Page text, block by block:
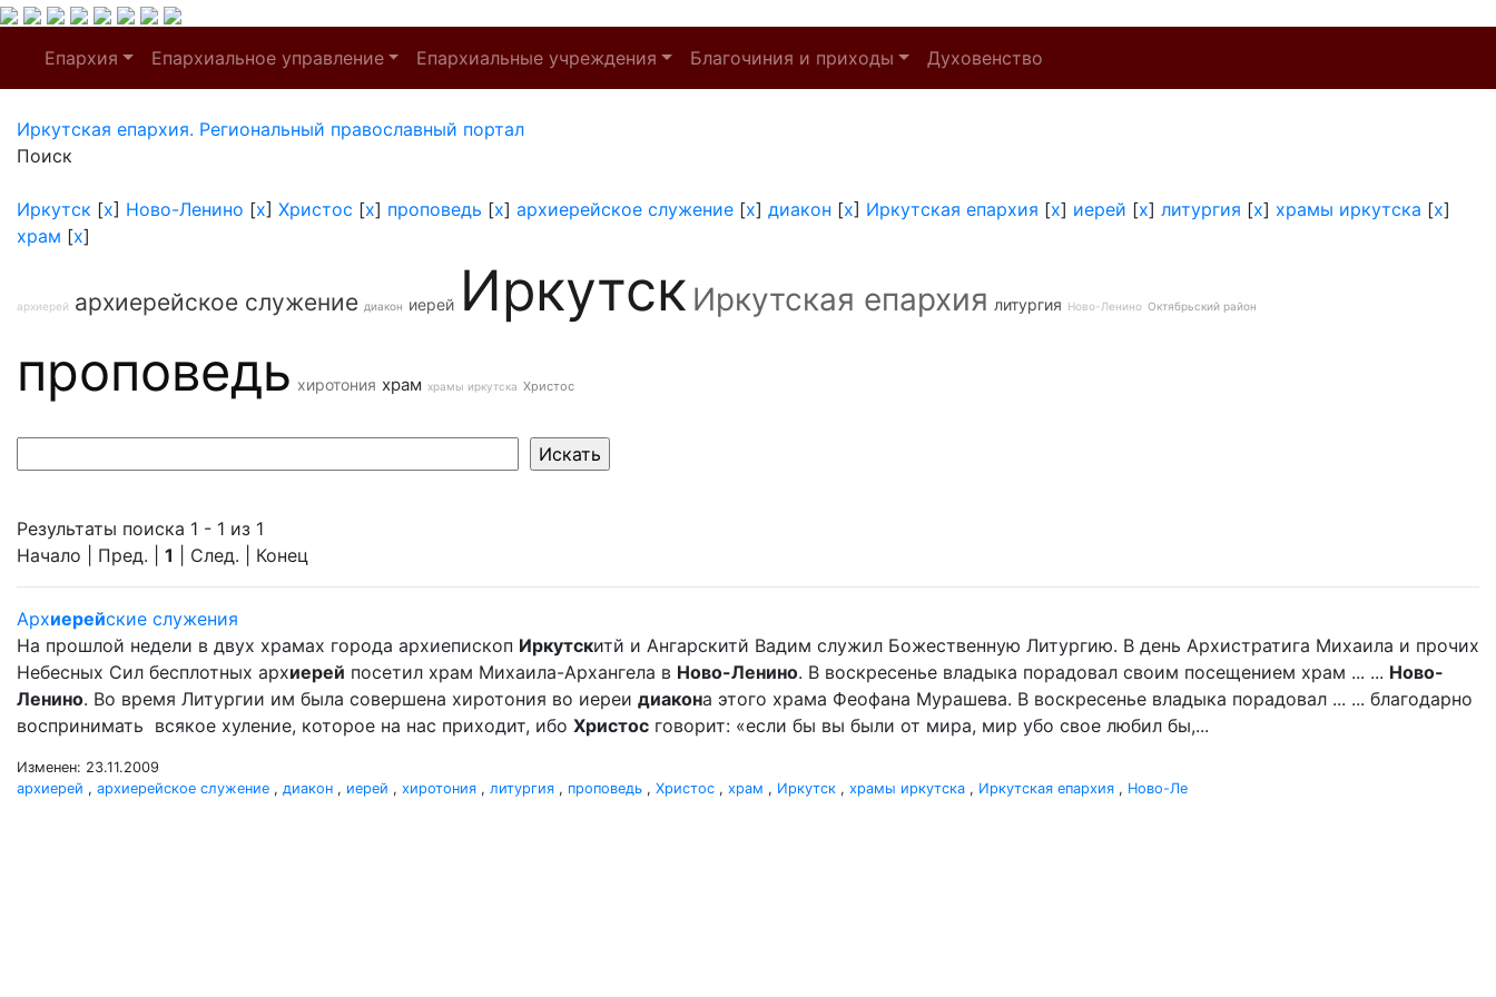
Епархия Епархиальное управление Епархиальные учреждения Благочиния и приходы Духовенство
Иркутская епархия. Региональный православный портал
Поиск
Иркутск [x] Ново-Ленино [x] Христос [x] проповедь [x] архиерейское служение [x] диакон [x] Иркутская епархия [x] иерей [x] литургия [x] храмы иркутска [x]
храм [x]
архиерей архиерейское служение диакон иерей Иркутск Иркутская епархия литургия Ново-Ленино Октябрьский район
проповедь хиротония храм храмы иркутска Христос
Результаты поиска 1 - 1 из 1
Начало | Пред. | 1 | След. | Конец
Архиерейские служения
На прошлой недели в двух храмах города архиепископ Иркутскитй и Ангарскитй Вадим служил Божественную Литургию. В день Архистратига Михаила и прочих
Небесных Сил бесплотных архиерей посетил храм Михаила-Архангела в Ново-Ленино. В воскресенье владыка порадовал своим посещением храм ... ... Ново-
Ленино. Во время Литургии им была совершена хиротония во иереи диакона этого храма Феофана Мурашева. В воскресенье владыка порадовал ... ... благодарно
воспринимать всякое хуление, которое на нас приходит, ибо Христос говорит: «если бы вы были от мира, мир убо свое любил бы,...
Изменен: 23.11.2009
архиерей , архиерейское служение , диакон , иерей , хиротония , литургия , проповедь , Христос , храм , Иркутск , храмы иркутска , Иркутская епархия , Ново-Ле